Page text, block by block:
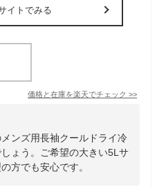
イトでみる
価格と在庫を楽天でチェック >>
ンズ用長袖クールドライ冷
ょう。ご希望の大きい5Lサ
方でも安心です。